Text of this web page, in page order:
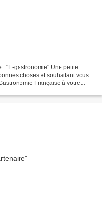
"E-gastronomie" Une petite
choses et souhaitant vous
Française à votre